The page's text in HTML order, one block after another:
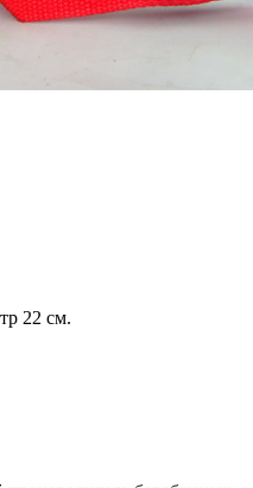
22 см.